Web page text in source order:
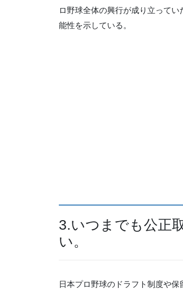
ロ野球全体の興行が成り立って
能性を示している。
3.いつまでも公正
い。
日本プロ野球のドラフト制度や